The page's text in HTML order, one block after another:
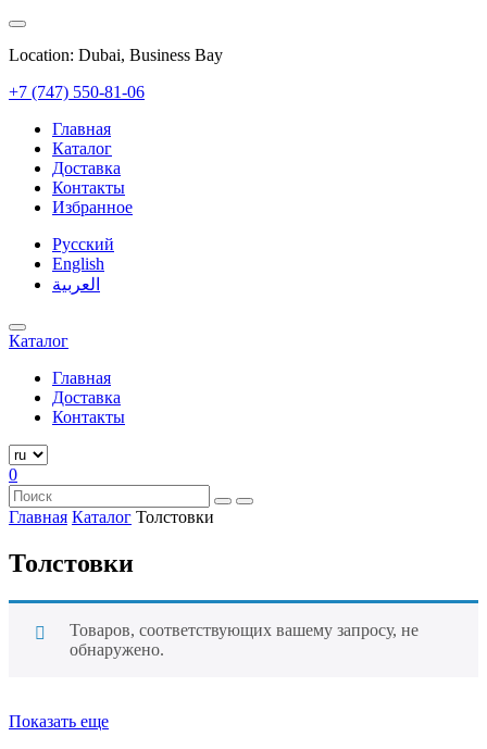
Location: Dubai, Business Bay
+7 (747) 550-81-06
Главная
Каталог
Доставка
Контакты
Избранное
Русский
English
العربية
Каталог
Главная
Доставка
Контакты
0
Главная Каталог Толстовки
Толстовки
Товаров, соответствующих вашему запросу, не
обнаружено.
Показать еще